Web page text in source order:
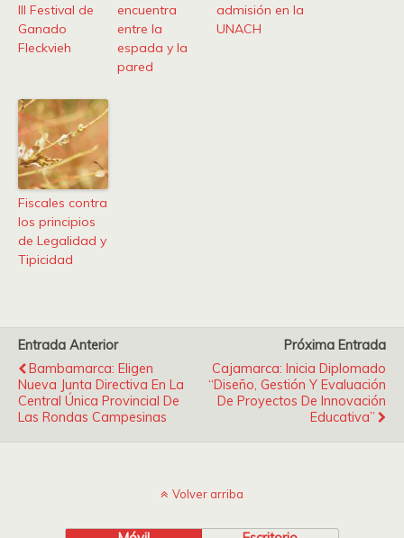
III Festival de
Ganado
Fleckvieh
encuentra
entre la
espada y la
pared
admisión en la
UNACH
Fiscales contra
los principios
de Legalidad y
Tipicidad
Entrada Anterior
Bambamarca: Eligen
Nueva Junta Directiva En La
Central Única Provincial De
Las Rondas Campesinas
Próxima Entrada
Cajamarca: Inicia Diplomado
“diseño, Gestión Y Evaluación
De Proyectos De Innovación
Educativa”
Volver arriba